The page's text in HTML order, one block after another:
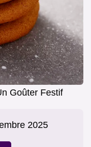
Goûter Festif
2025